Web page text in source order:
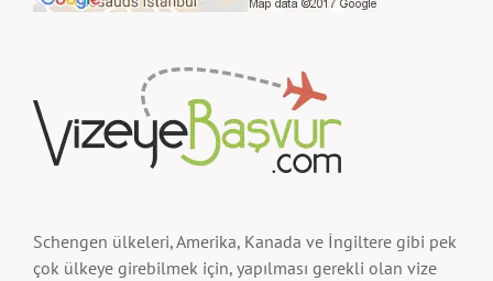
Schengen ülkeleri, Amerika, Kanada ve İngiltere gibi pek
çok ülkeye girebilmek için, yapılması gerekli olan vize